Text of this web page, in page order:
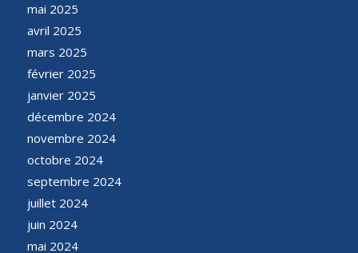
mai 2025
avril 2025
mars 2025
février 2025
janvier 2025
décembre 2024
novembre 2024
octobre 2024
septembre 2024
juillet 2024
juin 2024
mai 2024